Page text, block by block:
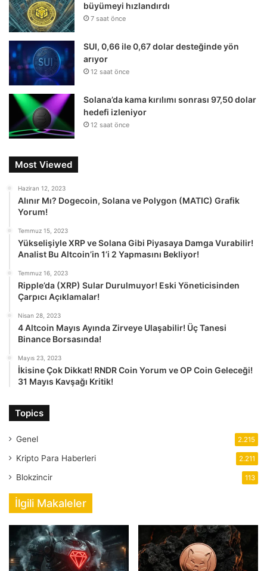
büyümeyi hızlandırdı
7 saat önce
SUI, 0,66 ile 0,67 dolar desteğinde yön
arıyor
12 saat önce
Solana’da kama kırılımı sonrası 97,50 dolar
hedefi izleniyor
12 saat önce
Most Viewed
Haziran 12, 2023
Alınır Mı? Dogecoin, Solana ve Polygon (MATIC) Grafik
Yorum!
Temmuz 15, 2023
Yükselişiyle XRP ve Solana Gibi Piyasaya Damga Vurabilir!
Analist Bu Altcoin’in 1’i 2 Yapmasını Bekliyor!
Temmuz 16, 2023
Ripple’da (XRP) Sular Durulmuyor! Eski Yöneticisinden
Çarpıcı Açıklamalar!
Nisan 28, 2023
4 Altcoin Mayıs Ayında Zirveye Ulaşabilir! Üç Tanesi
Binance Borsasında!
Mayıs 23, 2023
İkisine Çok Dikkat! RNDR Coin Yorum ve OP Coin Geleceği!
31 Mayıs Kavşağı Kritik!
Topics
Genel 2.215
Kripto Para Haberleri 2.211
Blokzincir 113
İlgili Makaleler